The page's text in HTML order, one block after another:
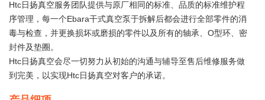
Htc日扬真空服务团队提供与原厂相同的标准、品质的标准维护程
序管理，每一个Ebara干式真空泵于拆解后都会进行全部零件的消
毒与检查，并更换损坏或磨损的零件以及所有的轴承、O型环、密
封件及垫圈。
Htc日扬真空会尽一切努力从初始的沟通与辅导至售后维修服务做
到完美，以实现Htc日扬真空对客户的承诺。